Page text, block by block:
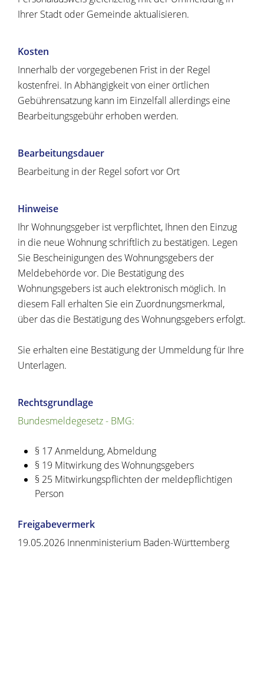
Ihrer Stadt oder Gemeinde aktualisieren.
Kosten
Innerhalb der vorgegebenen Frist in der Regel
kostenfrei. In Abhängigkeit von einer örtlichen
Gebührensatzung kann im Einzelfall allerdings eine
Bearbeitungsgebühr erhoben werden.
Bearbeitungsdauer
Bearbeitung in der Regel sofort vor Ort
Hinweise
Ihr Wohnungsgeber ist verpflichtet, Ihnen den Einzug
in die neue Wohnung schriftlich zu bestätigen. Legen
Sie Bescheinigungen des Wohnungsgebers der
Meldebehörde vor. Die Bestätigung des
Wohnungsgebers ist auch elektronisch möglich. In
diesem Fall erhalten Sie ein Zuordnungsmerkmal,
über das die Bestätigung des Wohnungsgebers erfolgt.
Sie erhalten eine Bestätigung der Ummeldung für Ihre
Unterlagen.
Rechtsgrundlage
Bundesmeldegesetz - BMG:
§ 17 Anmeldung, Abmeldung
§ 19 Mitwirkung des Wohnungsgebers
§ 25 Mitwirkungspflichten der meldepflichtigen
Person
Freigabevermerk
19.05.2026 Innenministerium Baden-Württemberg